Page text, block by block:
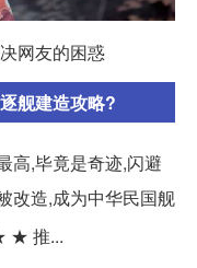
网友的困惑
舰建造攻略?
高,毕竟是奇迹,闪避
改造,成为中华民国舰
★ 推...